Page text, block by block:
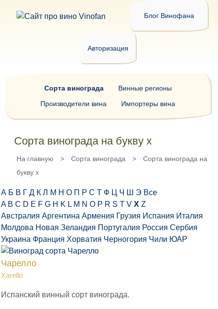
Блог Винофана
Авторизация
Сорта винограда на букву x
На главную > Сорта винограда >
Сорта винограда на
букву x
А Б В Г Д К Л М Н О П Р С Т Ф Ц Ч Ш Э Все
A B C D E F G H K L M N O P R S T V X Z
Австралия Аргентина Армения Грузия Испания Италия
Молдова Новая Зеландия Португалия Россия Сербия
Украина Франция Хорватия Черногория Чили ЮАР
Чарелло
Xarello
Испанский винный сорт винограда.
Сорта винограда
Винные регионы
Производители вина
Импортеры вина